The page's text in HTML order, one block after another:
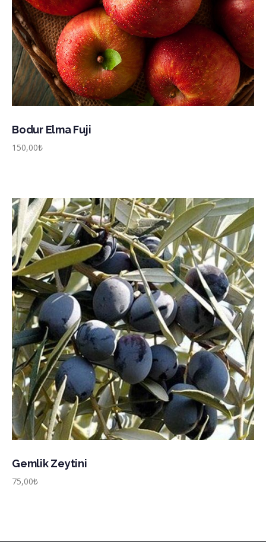
Bodur Elma Fuji
150,00₺
Gemlik Zeytini
75,00₺